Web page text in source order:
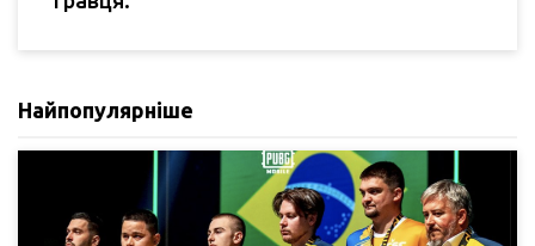
Найпопулярніше